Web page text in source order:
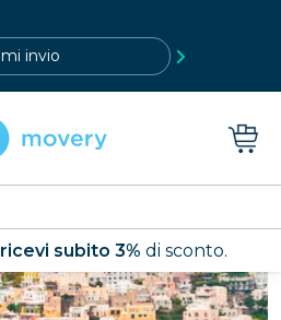
ricevi subito 3% di sconto.